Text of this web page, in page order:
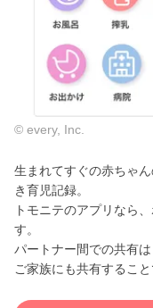
© every, Inc.
生まれてすぐの赤ちゃ
き育児記録。
トモニテのアプリなら
す。
パートナー間での共有
ご家族にも共有するこ